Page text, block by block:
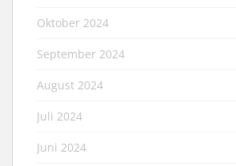
Oktober 2024
September 2024
August 2024
Juli 2024
Juni 2024